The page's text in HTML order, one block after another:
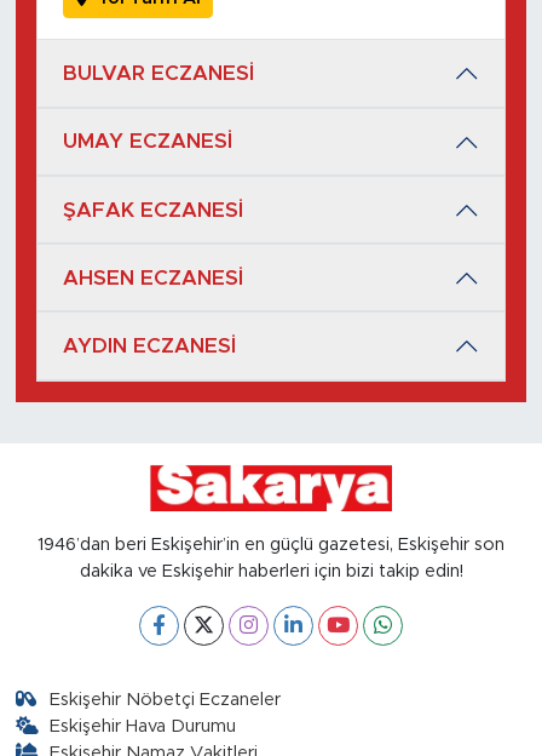
BULVAR ECZANESİ
UMAY ECZANESİ
ŞAFAK ECZANESİ
AHSEN ECZANESİ
AYDIN ECZANESİ
1946’dan beri Eskişehir’in en güçlü gazetesi, Eskişehir son
dakika ve Eskişehir haberleri için bizi takip edin!
Eskişehir Nöbetçi Eczaneler
Eskişehir Hava Durumu
Eskişehir Namaz Vakitleri